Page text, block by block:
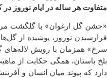
متفاوت هر ساله در ایام نوروز
«جشن گل ارغوان» با گلگشت
فرارسیدن نوروز، پوشیده از
سرخ» همزمان با رویش
بلخ باستان، همگی حکایت از
دارد که پیوند میان انسان و